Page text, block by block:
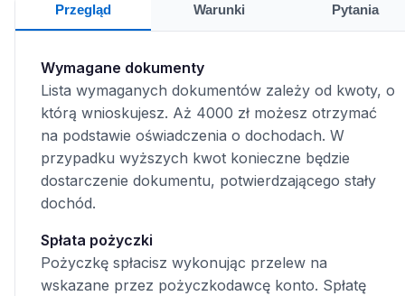
Przegląd Warunki Pytania
Wymagane dokumenty
Lista wymaganych dokumentów zależy od kwoty, o
którą wnioskujesz. Aż 4000 zł możesz otrzymać
na podstawie oświadczenia o dochodach. W
przypadku wyższych kwot konieczne będzie
dostarczenie dokumentu, potwierdzającego stały
dochód.
Spłata pożyczki
Pożyczkę spłacisz wykonując przelew na
wskazane przez pożyczkodawcę konto. Spłatę